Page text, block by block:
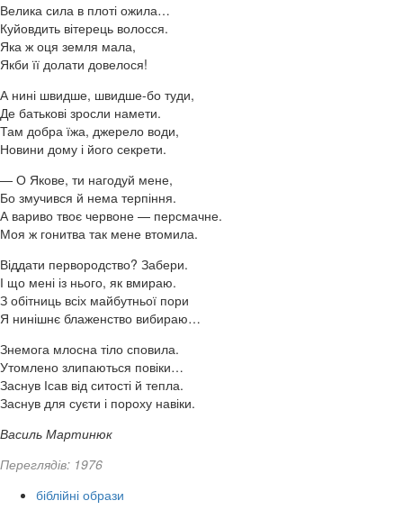
Велика сила в плоті ожила…
Куйовдить вітерець волосся.
Яка ж оця земля мала,
Якби її долати довелося!
А нині швидше, швидше-бо туди,
Де батькові зросли намети.
Там добра їжа, джерело води,
Новини дому і його секрети.
— О Якове, ти нагодуй мене,
Бо змучився й нема терпіння.
А вариво твоє червоне — персмачне.
Моя ж гонитва так мене втомила.
Віддати первородство? Забери.
І що мені із нього, як вмираю.
З обітниць всіх майбутньої пори
Я нинішнє блаженство вибираю…
Знемога млосна тіло сповила.
Утомлено злипаються повіки…
Заснув Ісав від ситості й тепла.
Заснув для суєти і пороху навіки.
Василь Мартинюк
Переглядів: 1976
біблійні образи